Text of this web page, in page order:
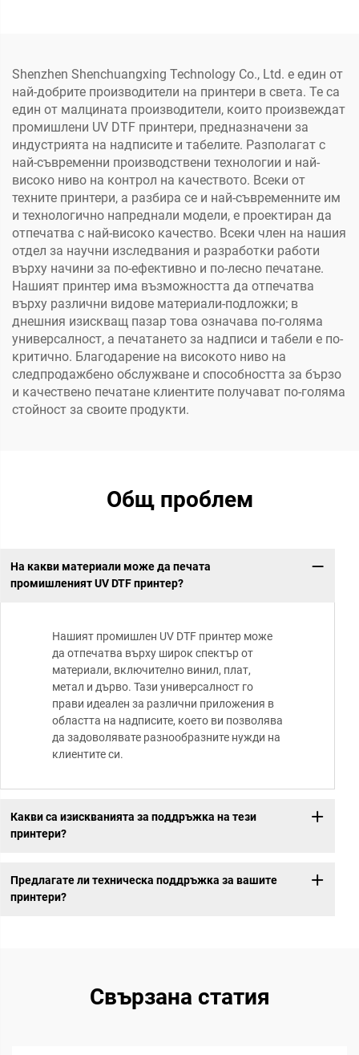
Shenzhen Shenchuangxing Technology Co., Ltd. е един от
най-добрите производители на принтери в света. Те са
един от малцината производители, които произвеждат
промишлени UV DTF принтери, предназначени за
индустрията на надписите и табелите. Разполагат с
най-съвременни производствени технологии и най-
високо ниво на контрол на качеството. Всеки от
техните принтери, а разбира се и най-съвременните им
и технологично напреднали модели, е проектиран да
отпечатва с най-високо качество. Всеки член на нашия
отдел за научни изследвания и разработки работи
върху начини за по-ефективно и по-лесно печатане.
Нашият принтер има възможността да отпечатва
върху различни видове материали-подложки; в
днешния изискващ пазар това означава по-голяма
универсалност, а печатането за надписи и табели е по-
критично. Благодарение на високото ниво на
следпродажбено обслужване и способността за бързо
и качествено печатане клиентите получават по-голяма
стойност за своите продукти.
Общ проблем
На какви материали може да печата
промишленият UV DTF принтер?
Нашият промишлен UV DTF принтер може
да отпечатва върху широк спектър от
материали, включително винил, плат,
метал и дърво. Тази универсалност го
прави идеален за различни приложения в
областта на надписите, което ви позволява
да задоволявате разнообразните нужди на
клиентите си.
Какви са изискванията за поддръжка на тези
принтери?
Предлагате ли техническа поддръжка за вашите
принтери?
Свързана статия